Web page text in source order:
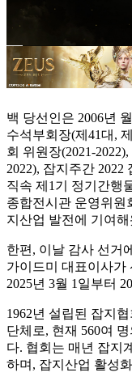
백 당선인은 2006년
수석부회장(제41대,
회 위원장(2021-
2022), 잡지주간
직속 제1기 정기간행
종합전시관 운영위원
지산업 발전에 기여해
한편, 이날 감사 선거
가이드미 대표이사가
2025년 3월 1일부터
1962년 설립된 잡지
단체로, 현재 560여
다. 협회는 매년 잡지
하며, 잡지산업 활성